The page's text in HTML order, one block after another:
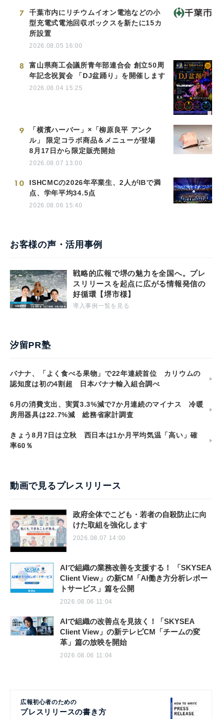
7
千葉市内にリチウムイオン電池などの小
型充電式電池回収ボックスを新たに15カ
所設置
2026.08.05 16:00
8
富山県商工会議所青年部連合会 創立50周
年記念祝賀会 「DJ盆踊り」を開催します
2026.08.04 15:25
9
「横濱ハーバー」×「柳原良平 アンク
ル」 限定コラボ商品＆メニューが登場
8月17日から限定販売開始
2026.08.07 13:00
10
ISHCMCの2026年卒業生、2人がIBで満
点、学年平均34.5点
2026.08.06 15:40
お客様の声・活用事例
戦略的広報で堺の魅力を全国へ。プレ
スリリースを起点に広がる情報発信の
好循環【堺市様】
導入事例一覧を見る
汐留PR塾
バナナ、「よく食べる果物」で22年連続首位 カリウムの
認知度は初の4割超 日本バナナ輸入組合調べ
6月の消費支出、実質3.3%減で7か月連続のマイナス 冷暖
房用器具は22.7%減 総務省家計調査
きょう8月7日は立秋 西日本は1か月平均気温「高い」確
率60％
動画で見るプレスリリース
政府全体でこども・若者の自殺防止に向
けた取組を強化します
2026.08.07 14:00
AIで組織の業務改善を支援する！ 「SKYSEA
Client View」の新CM「AI働き方分析レポー
トサービス」篇を公開
2026.08.06 11:04
AIで組織の改善点を見抜く！「SKYSEA
Client View」の新テレビCM「チームの変
革」篇の放映を開始
2026.08.06 11:04
広報初心者のための
プレスリリースの書き方